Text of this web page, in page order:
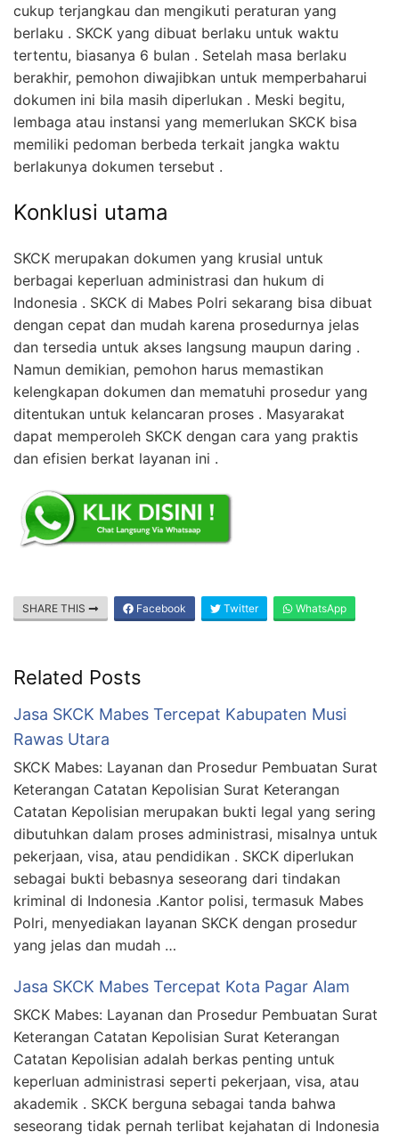
cukup terjangkau dan mengikuti peraturan yang
berlaku . SKCK yang dibuat berlaku untuk waktu
tertentu, biasanya 6 bulan . Setelah masa berlaku
berakhir, pemohon diwajibkan untuk memperbaharui
dokumen ini bila masih diperlukan . Meski begitu,
lembaga atau instansi yang memerlukan SKCK bisa
memiliki pedoman berbeda terkait jangka waktu
berlakunya dokumen tersebut .
Konklusi utama
SKCK merupakan dokumen yang krusial untuk
berbagai keperluan administrasi dan hukum di
Indonesia . SKCK di Mabes Polri sekarang bisa dibuat
dengan cepat dan mudah karena prosedurnya jelas
dan tersedia untuk akses langsung maupun daring .
Namun demikian, pemohon harus memastikan
kelengkapan dokumen dan mematuhi prosedur yang
ditentukan untuk kelancaran proses . Masyarakat
dapat memperoleh SKCK dengan cara yang praktis
dan efisien berkat layanan ini .
SHARE THIS Facebook Twitter WhatsApp
Related Posts
Jasa SKCK Mabes Tercepat Kabupaten Musi
Rawas Utara
SKCK Mabes: Layanan dan Prosedur Pembuatan Surat
Keterangan Catatan Kepolisian Surat Keterangan
Catatan Kepolisian merupakan bukti legal yang sering
dibutuhkan dalam proses administrasi, misalnya untuk
pekerjaan, visa, atau pendidikan . SKCK diperlukan
sebagai bukti bebasnya seseorang dari tindakan
kriminal di Indonesia .Kantor polisi, termasuk Mabes
Polri, menyediakan layanan SKCK dengan prosedur
yang jelas dan mudah …
Jasa SKCK Mabes Tercepat Kota Pagar Alam
SKCK Mabes: Layanan dan Prosedur Pembuatan Surat
Keterangan Catatan Kepolisian Surat Keterangan
Catatan Kepolisian adalah berkas penting untuk
keperluan administrasi seperti pekerjaan, visa, atau
akademik . SKCK berguna sebagai tanda bahwa
seseorang tidak pernah terlibat kejahatan di Indonesia